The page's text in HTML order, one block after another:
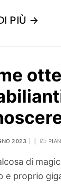
PIÙ →
2023
di
e proprio